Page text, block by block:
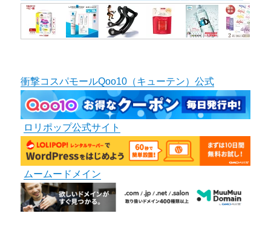
衝撃コスパモールQoo10（キューテン）公式
ロリポップ公式サイト
ムームードメイン